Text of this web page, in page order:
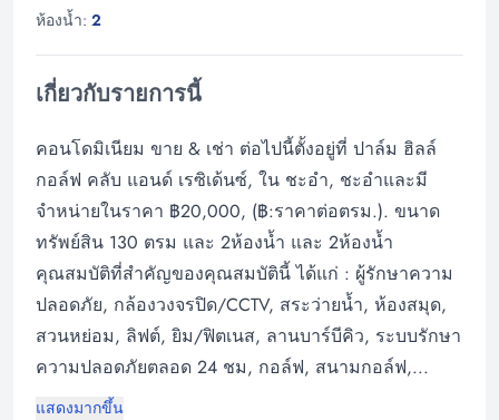
ห้องน้ำ: 2
เกี่ยวกับรายการนี้
คอนโดมิเนียม ขาย & เช่า ต่อไปนี้ตั้งอยู่ที่ ปาล์ม ฮิลล์
กอล์ฟ คลับ แอนด์ เรซิเด้นซ์, ใน ชะอำ, ชะอำและมี
จำหน่ายในราคา ฿20,000, (฿:ราคาต่อตรม.). ขนาด
ทรัพย์สิน 130 ตรม และ 2ห้องน้ำ และ 2ห้องน้ำ
คุณสมบัติที่สำคัญของคุณสมบัตินี้ ได้แก่ : ผู้รักษาความ
ปลอดภัย, กล้องวงจรปิด/CCTV, สระว่ายน้ำ, ห้องสมุด,
สวนหย่อม, ลิฟต์, ยิม/ฟิตเนส, ลานบาร์บีคิว, ระบบรักษา
ความปลอดภัยตลอด 24 ชม, กอล์ฟ, สนามกอล์ฟ,...
แสดงมากขึ้น